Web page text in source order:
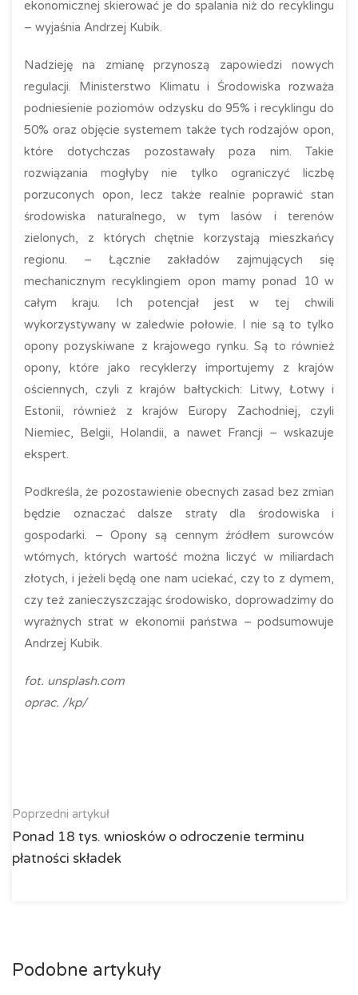
ekonomicznej skierować je do spalania niż do recyklingu
– wyjaśnia Andrzej Kubik.
Nadzieję na zmianę przynoszą zapowiedzi nowych
regulacji. Ministerstwo Klimatu i Środowiska rozważa
podniesienie poziomów odzysku do 95% i recyklingu do
50% oraz objęcie systemem także tych rodzajów opon,
które dotychczas pozostawały poza nim. Takie
rozwiązania mogłyby nie tylko ograniczyć liczbę
porzuconych opon, lecz także realnie poprawić stan
środowiska naturalnego, w tym lasów i terenów
zielonych, z których chętnie korzystają mieszkańcy
regionu. – Łącznie zakładów zajmujących się
mechanicznym recyklingiem opon mamy ponad 10 w
całym kraju. Ich potencjał jest w tej chwili
wykorzystywany w zaledwie połowie. I nie są to tylko
opony pozyskiwane z krajowego rynku. Są to również
opony, które jako recyklerzy importujemy z krajów
ościennych, czyli z krajów bałtyckich: Litwy, Łotwy i
Estonii, również z krajów Europy Zachodniej, czyli
Niemiec, Belgii, Holandii, a nawet Francji – wskazuje
ekspert.
Podkreśla, że pozostawienie obecnych zasad bez zmian
będzie oznaczać dalsze straty dla środowiska i
gospodarki. – Opony są cennym źródłem surowców
wtórnych, których wartość można liczyć w miliardach
złotych, i jeżeli będą one nam uciekać, czy to z dymem,
czy też zanieczyszczając środowisko, doprowadzimy do
wyraźnych strat w ekonomii państwa – podsumowuje
Andrzej Kubik.
fot. unsplash.com
oprac. /kp/
Poprzedni artykuł
Ponad 18 tys. wniosków o odroczenie terminu
płatności składek
Podobne artykuły